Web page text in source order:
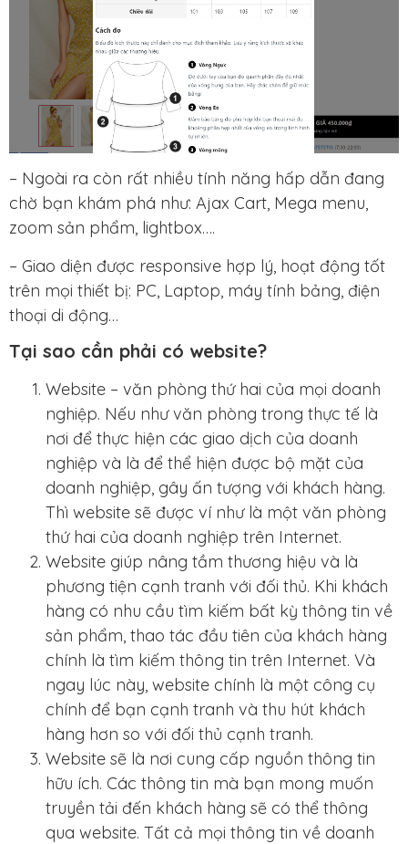
– Ngoài ra còn rất nhiều tính năng hấp dẫn đang
chờ bạn khám phá như: Ajax Cart, Mega menu,
zoom sản phẩm, lightbox….
– Giao diện được responsive hợp lý, hoạt động tốt
trên mọi thiết bị: PC, Laptop, máy tính bảng, điện
thoại di động…
Tại sao cần phải có website?
Website – văn phòng thứ hai của mọi doanh
nghiệp. Nếu như văn phòng trong thực tế là
nơi để thực hiện các giao dịch của doanh
nghiệp và là để thể hiện được bộ mặt của
doanh nghiệp, gây ấn tượng với khách hàng.
Thì website sẽ được ví như là một văn phòng
thứ hai của doanh nghiệp trên Internet.
Website giúp nâng tầm thương hiệu và là
phương tiện cạnh tranh với đối thủ. Khi khách
hàng có nhu cầu tìm kiếm bất kỳ thông tin về
sản phẩm, thao tác đầu tiên của khách hàng
chính là tìm kiếm thông tin trên Internet. Và
ngay lúc này, website chính là một công cụ
chính để bạn cạnh tranh và thu hút khách
hàng hơn so với đối thủ cạnh tranh.
Website sẽ là nơi cung cấp nguồn thông tin
hữu ích. Các thông tin mà bạn mong muốn
truyền tải đến khách hàng sẽ có thể thông
qua website. Tất cả mọi thông tin về doanh